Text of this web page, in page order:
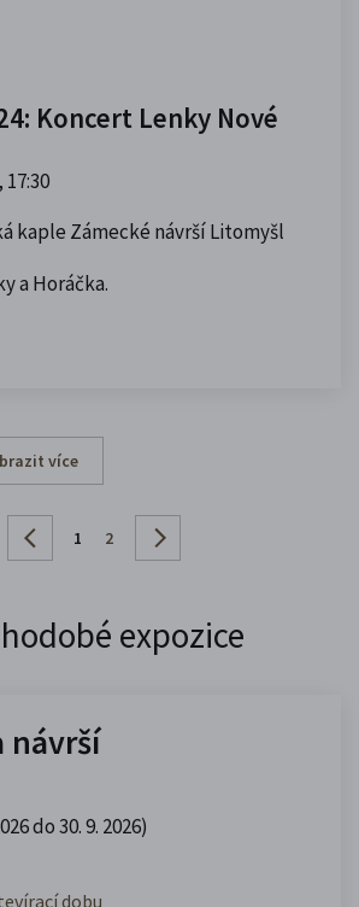
Koncert Lenky Nové
17:30
kaple Zámecké návrší Litomyšl
a Horáčka.
více
1 2
expozice
návrší
do 30. 9. 2026)
dobu